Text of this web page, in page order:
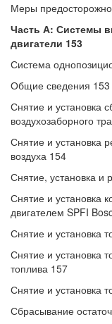
Меры
Часть А: Системы
двигатели 153
Система
Общие сведения 153
Снятие и установка
воздухозаборного
Снятие и установка
воздуха 154
Снятие, установка и
Снятие и установка
двигателем SPFI
Снятие и установка
Снятие и установка
топлива 157
Снятие и установка
Сбрасывание